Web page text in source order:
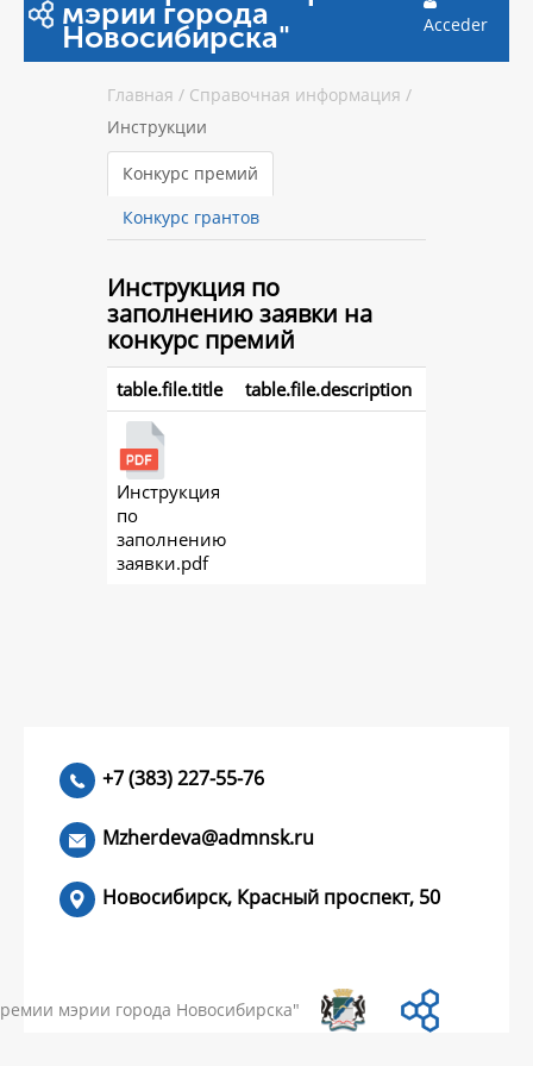
мэрии города
Новосибирска" Acceder
Главная / Справочная информация /
Инструкции
Конкурс премий
Конкурс грантов
Инструкция по
заполнению заявки на
конкурс премий
table.file.title table.file.description
Инструкция
по
заполнению
заявки.pdf
+7 (383) 227-55-76
Mzherdeva@admnsk.ru
Новосибирск, Красный проспект, 50
мэрии города Новосибирска"